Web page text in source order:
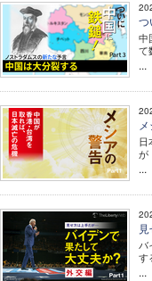
つ
中
て
...
日
が
...
バ
す
...